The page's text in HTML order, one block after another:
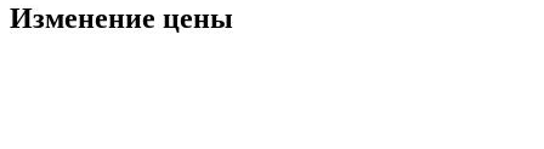
Изменение цены